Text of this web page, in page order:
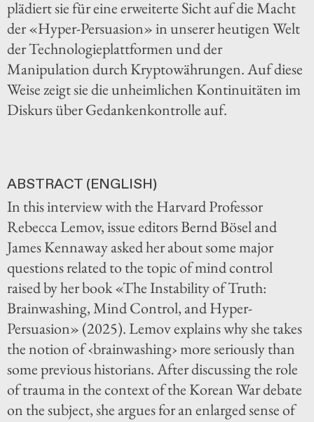
plädiert sie für eine erweiterte Sicht auf die Macht
der «Hyper-Persuasion» in unserer heutigen Welt
der Technologieplattformen und der
Manipulation durch Kryptowährungen. Auf diese
Weise zeigt sie die unheimlichen Kontinuitäten im
Diskurs über Gedankenkontrolle auf.
ABSTRACT (ENGLISH)
In this interview with the Harvard Professor
Rebecca Lemov, issue editors Bernd Bösel and
James Kennaway asked her about some major
questions related to the topic of mind control
raised by her book «The Instability of Truth:
Brainwashing, Mind Control, and Hyper-
Persuasion» (2025). Lemov explains why she takes
the notion of ‹brainwashing› more seriously than
some previous historians. After discussing the role
of trauma in the context of the Korean War debate
on the subject, she argues for an enlarged sense of